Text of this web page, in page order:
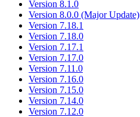
Version 8.1.0
Version 8.0.0 (Major Update)
Version 7.18.1
Version 7.18.0
Version 7.17.1
Version 7.17.0
Version 7.11.0
Version 7.16.0
Version 7.15.0
Version 7.14.0
Version 7.12.0